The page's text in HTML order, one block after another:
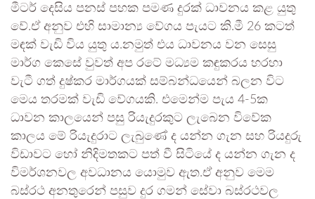
මීටර් දෙසිය පනස් පහක පමණ දුරක් ධාවනය කළ යුතු
වේ.ඒ අනුව එහි සාමාන්‍ය වේගය පැයට කි.මී 26 කටත්
මඳක් වැඩි විය යුතු ය.නමුත් එය ධාවනය වන සෙසු
මාර්ග කෙසේ වුවත් අප රටේ මධ්‍යම කඳුකරය හරහා
වැටී ගත් දුෂ්කර මාර්ගයක් සම්බන්ධයෙන් බලන විට
මෙය තරමක් වැඩි වේගයකි. එමෙන්ම පැය 4-5ක
ධාවන කාලයෙන් පසු රියැදුරකුට ලැබෙන විවේක
කාලය මේ රියැදුරාට ලැබුණේ ද යන්න ගැන සහ රියදුරු
විඩාවට හෝ නිදිමතකට පත් වී සිටියේ ද යන්න ගැන ද
විමර්ශනවල අවධානය යොමුව ඇත.ඒ අනුව මෙම
බස්රථ අනතුරෙන් පසුව දුර ගමන් සේවා බස්රථවල